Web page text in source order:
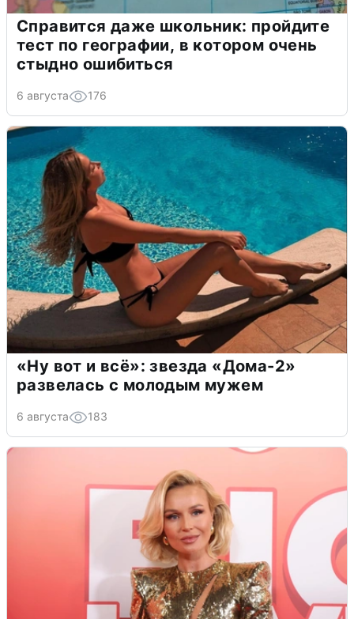
Справится даже школьник: пройдите
тест по географии, в котором очень
стыдно ошибиться
6 августа 176
«Ну вот и всё»: звезда «Дома-2»
развелась с молодым мужем
6 августа 183